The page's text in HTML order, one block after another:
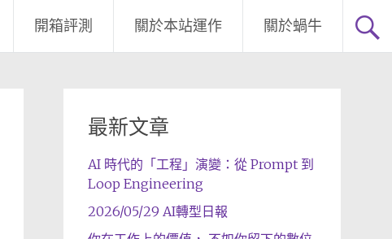
開箱評測 關於本站運作 關於蝸牛
最新文章
AI 時代的「工程」演變：從 Prompt 到
Loop Engineering
2026/05/29 AI轉型日報